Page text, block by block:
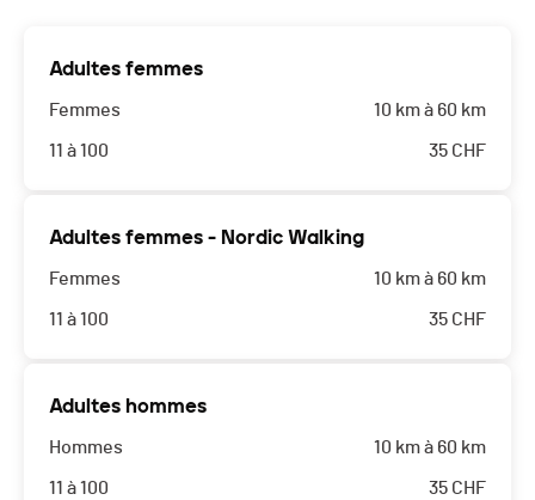
Adultes femmes
Femmes
11 à 100
10 km à 60 km
35 CHF
Adultes femmes - Nordic Walking
Femmes
11 à 100
10 km à 60 km
35 CHF
Adultes hommes
Hommes
11 à 100
10 km à 60 km
35 CHF